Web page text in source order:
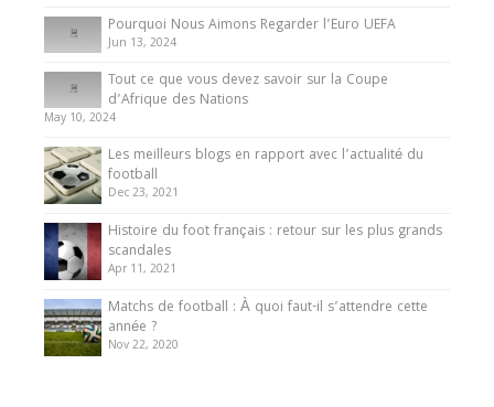
Pourquoi Nous Aimons Regarder l’Euro UEFA
Jun 13, 2024
Tout ce que vous devez savoir sur la Coupe
d’Afrique des Nations
May 10, 2024
Les meilleurs blogs en rapport avec l’actualité du
football
Dec 23, 2021
Histoire du foot français : retour sur les plus grands
scandales
Apr 11, 2021
Matchs de football : À quoi faut-il s’attendre cette
année ?
Nov 22, 2020